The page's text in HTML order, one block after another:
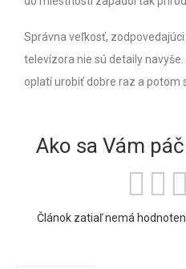
Správna veľkosť,
televízora nie sú detaily
oplatí urobiť dobre raz a potom
Ako sa Vám
Článok zatiaľ nemá